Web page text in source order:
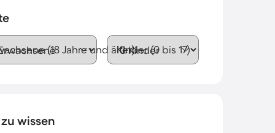
(18 Jahre und älter)Kinder (0 bis 17)
wissen